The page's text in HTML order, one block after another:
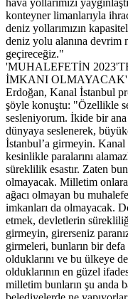
hava yollarımızı
konteyner limanlarıyla
deniz yollarımızın
deniz yolu alanına devrim
geçireceğiz."
'MUHALEFETİN
İMKANI OLMAYACAK'
Erdoğan, Kanal İstanbul
şöyle konuştu: "Özellikle
sesleniyorum. İkide bir
dünyaya seslenerek,
İstanbul’a girmeyin.
kesinlikle paralarını
süreklilik esastır. Zaten
olmayacak. Milletim
ağacı olmayan bu
imkanları da olmayacak.
etmek, devletlerin
girmeyin, girerseniz
girmeleri, bunların bir
olduklarını ve bu ülkeye
olduklarının en güzel
milletim bunların şu anda